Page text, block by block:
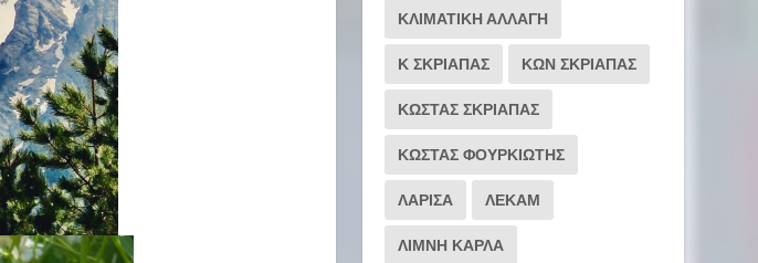
ΚΛΙΜΑΤΙΚΗ ΑΛΛΑΓΗ
Κ ΣΚΡΙΑΠΑΣ ΚΩΝ ΣΚΡΙΑΠΑΣ
ΚΩΣΤΑΣ ΣΚΡΙΑΠΑΣ
ΚΩΣΤΑΣ ΦΟΥΡΚΙΩΤΗΣ
ΛΑΡΙΣΑ ΛΕΚΑΜ
ΛΙΜΝΗ ΚΑΡΛΑ